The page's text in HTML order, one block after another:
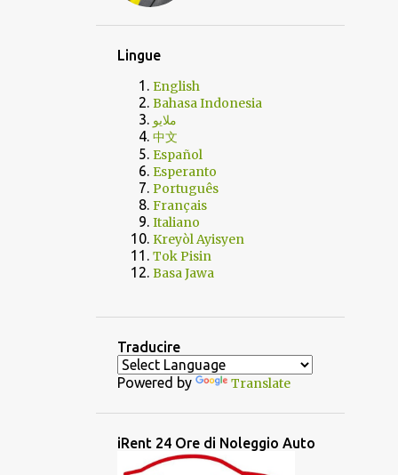
Lingue
English
Bahasa Indonesia
ملايو
中文
Español
Esperanto
Português
Français
Italiano
Kreyòl Ayisyen
Tok Pisin
Basa Jawa
Traducire
Powered by Translate
iRent 24 Ore di Noleggio Auto